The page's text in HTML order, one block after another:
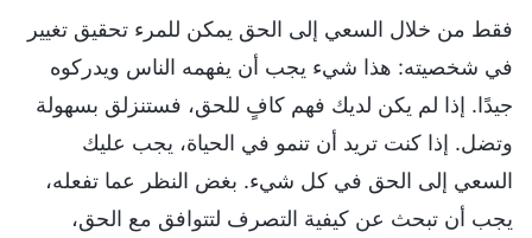
فقط من خلال السعي إلى الحق يمكن للمرء تحقيق تغيير
في شخصيته: هذا شيء يجب أن يفهمه الناس ويدركوه
جيدًا. إذا لم يكن لديك فهم كافٍ للحق، فستنزلق بسهولة
وتضل. إذا كنت تريد أن تنمو في الحياة، يجب عليك
السعي إلى الحق في كل شيء. بغض النظر عما تفعله،
يجب أن تبحث عن كيفية التصرف لتتوافق مع الحق،